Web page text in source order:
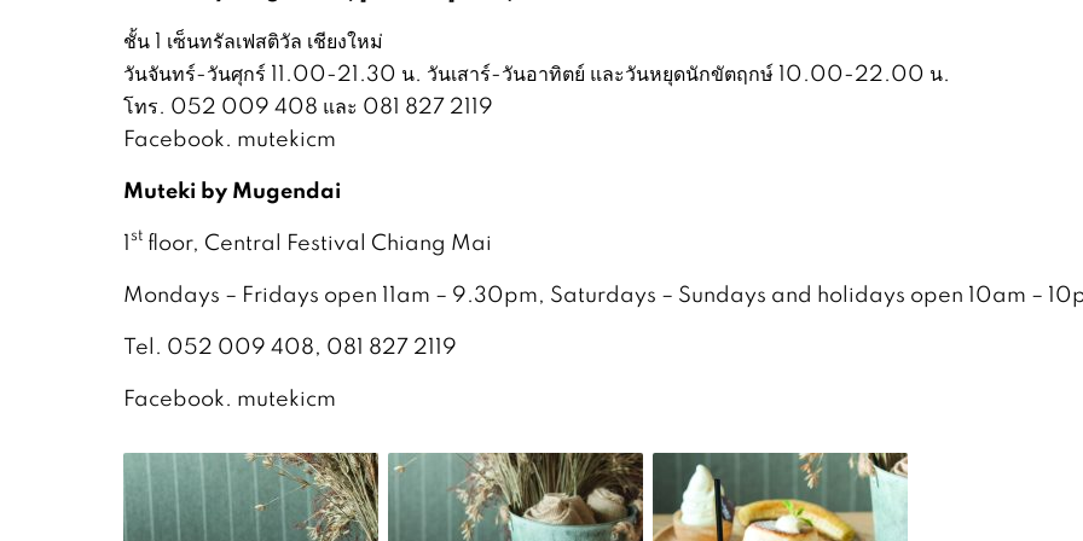
ชั้น 1 เซ็นทรัลเฟสติวัล เชียงใหม่
วันจันทร์-วันศุกร์ 11.00-21.30 น. วันเสาร์-วันอาทิตย์ และวันหยุดนักขัตฤกษ์ 10.00-22.00 น.
โทร. 052 009 408 และ 081 827 2119
Facebook. mutekicm
Muteki by Mugendai
1st floor, Central Festival Chiang Mai
Mondays – Fridays open 11am – 9.30pm, Saturdays – Sundays and holidays open 10am –
Tel. 052 009 408, 081 827 2119
Facebook. mutekicm